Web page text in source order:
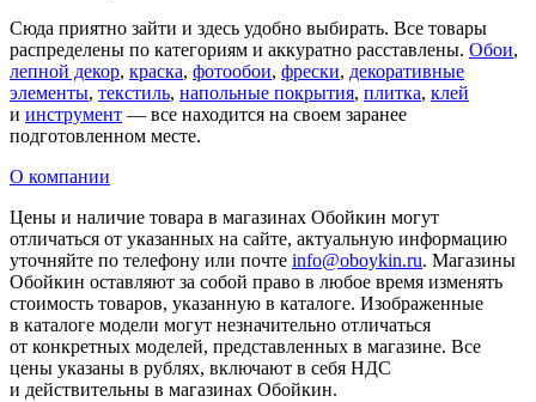
Сюда приятно зайти и здесь удобно выбирать. Все товары
распределены по категориям и аккуратно расставлены. Обои,
лепной декор, краска, фотообои, фрески, декоративные
элементы, текстиль, напольные покрытия, плитка, клей
и инструмент — все находится на своем заранее
подготовленном месте.
О компании
Цены и наличие товара в магазинах Обойкин могут
отличаться от указанных на сайте, актуальную информацию
уточняйте по телефону или почте info@oboykin.ru. Магазины
Обойкин оставляют за собой право в любое время изменять
стоимость товаров, указанную в каталоге. Изображенные
в каталоге модели могут незначительно отличаться
от конкретных моделей, представленных в магазине. Все
цены указаны в рублях, включают в себя НДС
и действительны в магазинах Обойкин.